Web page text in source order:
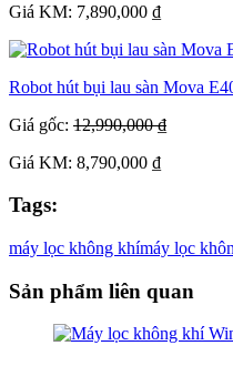
Giá KM: 7,890,000 ₫
Robot hút bụi lau sàn Mova
Giá gốc: 12,990,000 ₫
Giá KM: 8,790,000 ₫
Tags:
máy lọc không khímáy lọc
Sản phẩm liên quan